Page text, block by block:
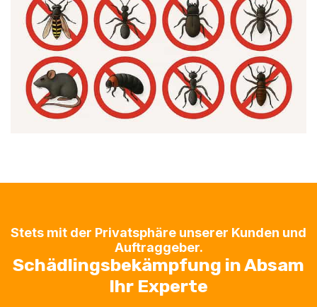
Stets mit der Privatsphäre unserer Kunden und
Auftraggeber.
Schädlingsbekämpfung in Absam
Ihr Experte